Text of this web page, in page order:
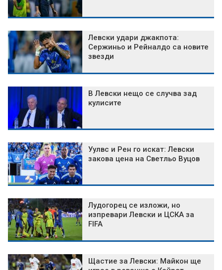
Левски удари джакпота:
Сержиньо и Рейналдо са новите
звезди
В Левски нещо се случва зад
кулисите
Уулвс и Рен го искат: Левски
закова цена на Светльо Вуцов
Лудогорец се изложи, но
изпревари Левски и ЦСКА за
FIFA
Щастие за Левски: Майкон ще